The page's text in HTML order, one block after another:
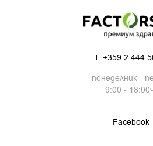
T. +359 2 444
понеделник -
9:00 -
Facebook